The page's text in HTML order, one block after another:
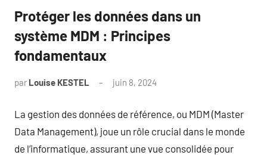
Protéger les données dans un
système MDM : Principes
fondamentaux
par Louise KESTEL juin 8, 2024
La gestion des données de référence, ou MDM (Master
Data Management), joue un rôle crucial dans le monde
de l’informatique, assurant une vue consolidée pour